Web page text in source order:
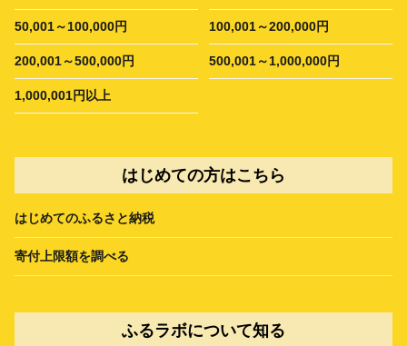
50,001～100,000円 100,001～200,000円
200,001～500,000円 500,001～1,000,000円
1,000,001円以上
はじめての方はこちら
はじめてのふるさと納税
寄付上限額を調べる
ふるラボについて知る